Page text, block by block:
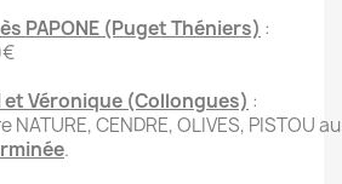
PAPONE (Puget Théniers) :
et Véronique (Collongues) :
NATURE, CENDRE, OLIVES, PISTOU
.